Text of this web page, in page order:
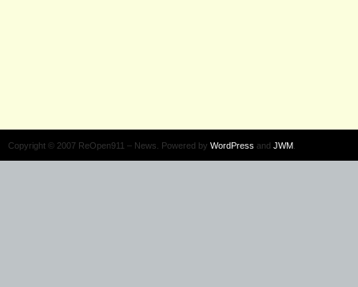
Copyright © 2007 ReOpen911 – News. Powered by WordPress and JWM